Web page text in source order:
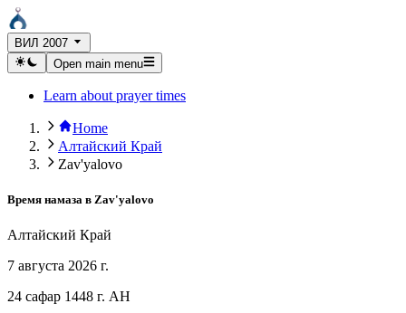
ВИЛ 2007
Open main menu
Learn about prayer times
Home
Алтайский Край
Zav'yalovo
Время намаза в Zav'yalovo
Алтайский Край
7 августа 2026 г.
24 сафар 1448 г. AH